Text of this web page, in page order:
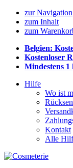
zur Navigation
zum Inhalt
zum
Belgien:
Kostenloser
Mindestens 1
Hilfe
Wo ist
Kontakt
Alle